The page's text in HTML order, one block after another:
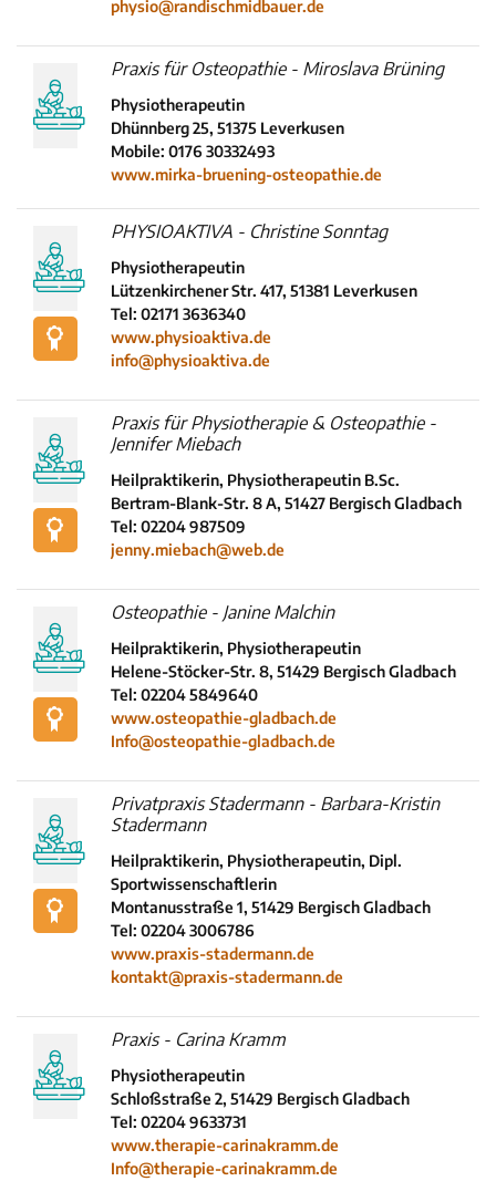
physio@randischmidbauer.de
Praxis für Osteopathie - Miroslava Brüning
Physiotherapeutin
Dhünnberg 25, 51375 Leverkusen
Mobile: 0176 30332493
www.mirka-bruening-osteopathie.de
PHYSIOAKTIVA - Christine Sonntag
Physiotherapeutin
Lützenkirchener Str. 417, 51381 Leverkusen
Tel: 02171 3636340
www.physioaktiva.de
info@physioaktiva.de
Praxis für Physiotherapie & Osteopathie -
Jennifer Miebach
Heilpraktikerin, Physiotherapeutin B.Sc.
Bertram-Blank-Str. 8 A, 51427 Bergisch Gladbach
Tel: 02204 987509
jenny.miebach@web.de
Osteopathie - Janine Malchin
Heilpraktikerin, Physiotherapeutin
Helene-Stöcker-Str. 8, 51429 Bergisch Gladbach
Tel: 02204 5849640
www.osteopathie-gladbach.de
Info@osteopathie-gladbach.de
Privatpraxis Stadermann - Barbara-Kristin
Stadermann
Heilpraktikerin, Physiotherapeutin, Dipl.
Sportwissenschaftlerin
Montanusstraße 1, 51429 Bergisch Gladbach
Tel: 02204 3006786
www.praxis-stadermann.de
kontakt@praxis-stadermann.de
Praxis - Carina Kramm
Physiotherapeutin
Schloßstraße 2, 51429 Bergisch Gladbach
Tel: 02204 9633731
www.therapie-carinakramm.de
Info@therapie-carinakramm.de